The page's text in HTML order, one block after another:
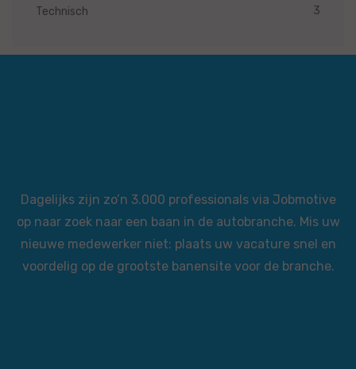
Technisch 3
Dagelijks zijn zo’n 3.000 professionals via Jobmotive
op naar zoek naar een baan in de autobranche. Mis uw
nieuwe medewerker niet: plaats uw vacature snel en
voordelig op de grootste banensite voor de branche.